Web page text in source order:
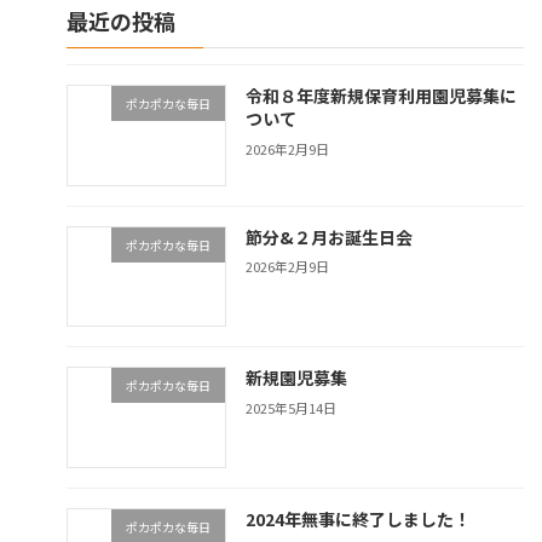
最近の投稿
ポカポカな毎日
令和８年度新規保育利用園児募集に
ついて
2026年2月9日
ポカポカな毎日 節分&２月お誕生日会
2026年2月9日
ポカポカな毎日 新規園児募集
2025年5月14日
ポカポカな毎日 2024年無事に終了しました！